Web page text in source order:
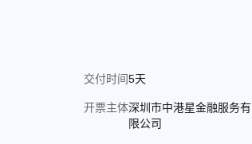
交付时间5天
开票主体深圳市中港星金融服务有
限公司